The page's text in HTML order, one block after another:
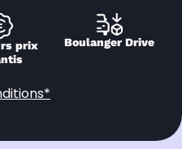
prix
Boulanger Drive